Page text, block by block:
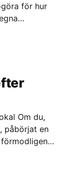
för hur
är den näst
du,
påbörjat en